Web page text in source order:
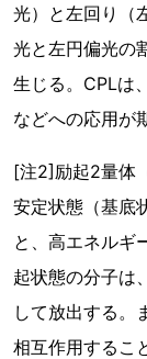
光）と左回り（
光と左円偏光の
生じる。CPLは
などへの応用が
[注2]励起2量体
安定状態（基底
と、高エネルギ
起状態の分子は
して放出する。
相互作用するこ